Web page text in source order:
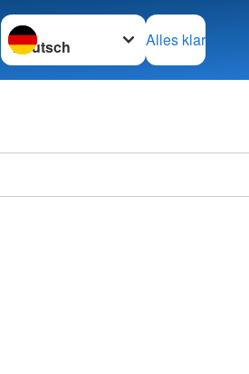
Sprache wechseln zu
Alles klar